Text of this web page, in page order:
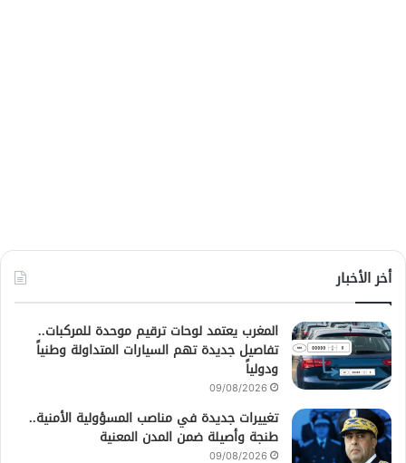
أخر الأخبار
المغرب يعتمد لوحات ترقيم موحدة للمركبات..
تفاصيل جديدة تهم السيارات المتداولة وطنياً
ودولياً
09/08/2026
تغييرات جديدة في مناصب المسؤولية الأمنية..
طنجة وأصيلة ضمن المدن المعنية
09/08/2026